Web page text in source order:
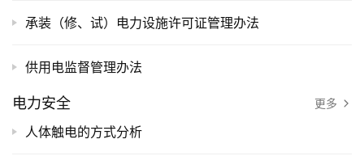
门
快
承装（修、试）电力设施许可证管理办法
供用电监督管理办法
电力安全 更多
人体触电的方式分析